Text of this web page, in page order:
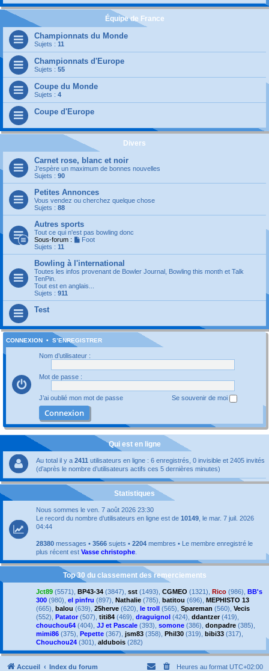
Équipe de France
Championnats du Monde
Sujets : 11
Championnats d'Europe
Sujets : 55
Coupe du Monde
Sujets : 4
Coupe d'Europe
Divers
Carnet rose, blanc et noir
J'espère un maximum de bonnes nouvelles
Sujets : 90
Petites Annonces
Vous vendez ou cherchez quelque chose
Sujets : 88
Autres sports
Tout ce qui n'est pas bowling donc
Sous-forum :
Foot
Sujets : 11
Bowling à l'international
Toutes les infos provenant de Bowler Journal, Bowling this month et Talk
TenPin.
Tout est en anglais...
Sujets : 911
Test
CONNEXION • S’ENREGISTRER
Nom d’utilisateur :
Mot de passe :
J’ai oublié mon mot de passe Se souvenir de moi
Qui est en ligne
Au total il y a 2411 utilisateurs en ligne : 6 enregistrés, 0 invisible et 2405 invités
(d’après le nombre d’utilisateurs actifs ces 5 dernières minutes)
Statistiques
Nous sommes le ven. 7 août 2026 23:30
Le record du nombre d’utilisateurs en ligne est de 10149 , le mar. 7 juil. 2026
04:44
28380 messages • 3566 sujets • 2204 membres • Le membre enregistré le
plus récent est Vasse christophe
Top 30 du classement des remerciements
Jct89 (5571), BP43-34 (3847), sst (1493), CGMEO (1321), Rico (986), BB's
300 (980), el pinfru (897), Nathalie (785), batitou (696), MEPHISTO 13
(665), balou (639), 25herve (620), le troll (565), Spareman (560), Vecis
(552), Patator (507), titi84 (469), draguignol (424), ddantzer(419),
chouchou64 (404), JJ et Pascale (393), somone (386), donpadre (385),
mimi86 (375), Pepette (367), jsm83 (358), Phil30 (319), bibi33 (317),
Chouchou24 (301), aldubois (282)
Accueil Index du forum Heures au format UTC+02:00